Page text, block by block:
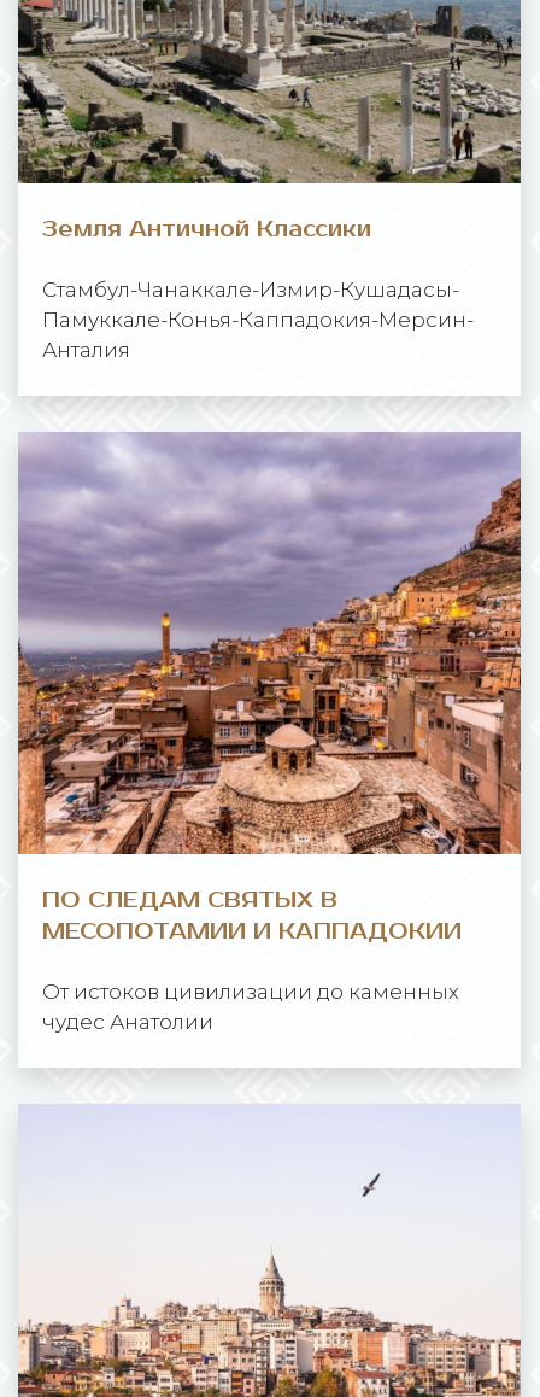
Земля Античной Классики
Стамбул-Чанаккале-Измир-Кушадасы-
Памуккале-Конья-Каппадокия-Мерсин-
Анталия
ПО СЛЕДАМ СВЯТЫХ В
МЕСОПОТАМИИ И КАППАДОКИИ
От истоков цивилизации до каменных
чудес Анатолии